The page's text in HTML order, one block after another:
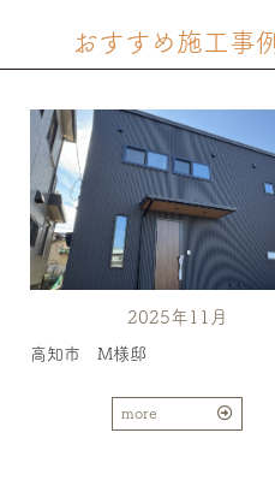
おすすめ施工事
2025年11月
高知市 M様邸
more